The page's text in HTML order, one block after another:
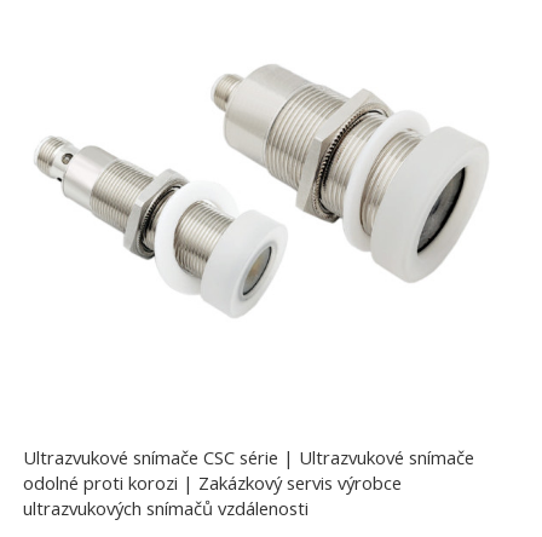
Ultrazvukové snímače CSC série | Ultrazvukové snímače
odolné proti korozi | Zakázkový servis výrobce
ultrazvukových snímačů vzdálenosti